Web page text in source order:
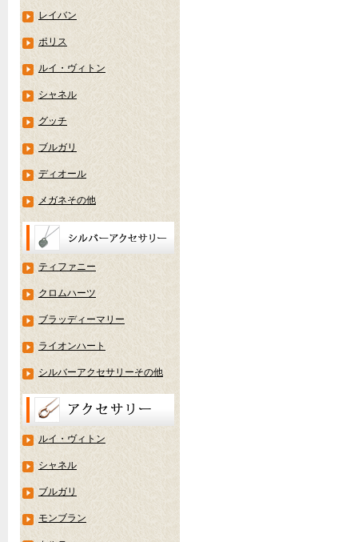
レイバン
ポリス
ルイ・ヴィトン
シャネル
グッチ
ブルガリ
ディオール
メガネその他
ティファニー
クロムハーツ
ブラッディーマリー
ライオンハート
シルバーアクセサリーその他
ルイ・ヴィトン
シャネル
ブルガリ
モンブラン